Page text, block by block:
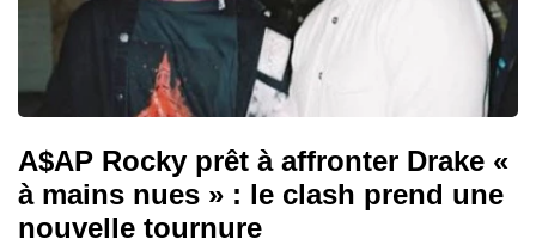
A$AP Rocky prêt à affronter Drake «
à mains nues » : le clash prend une
nouvelle tournure